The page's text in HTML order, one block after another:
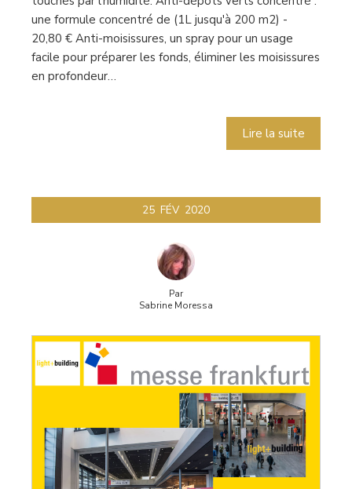
une formule concentré de (1L jusqu'à 200 m2) -
20,80 € Anti-moisissures, un spray pour un usage
facile pour préparer les fonds, éliminer les moisissures
en profondeur…
Lire la suite
25 FÉV 2020
Par
Sabrine Moressa